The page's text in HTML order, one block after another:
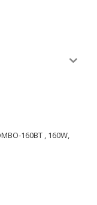
160BT , 160W,